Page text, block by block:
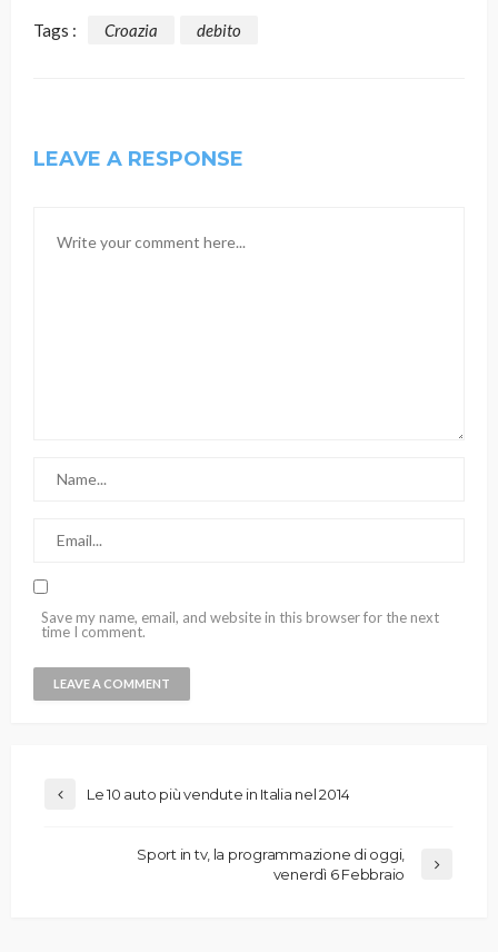
Tags : Croazia debito
LEAVE A RESPONSE
Save my name, email, and website in this browser for the next
time I comment.
Le 10 auto più vendute in Italia nel 2014
Sport in tv, la programmazione di oggi,
venerdì 6 Febbraio